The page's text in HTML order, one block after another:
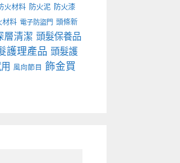
火材料 防火泥 防火漆
材料 電子防盜門 頭條新
層清潔 頭髮保養品
護理產品 頭髮護
風向節目 飾金買